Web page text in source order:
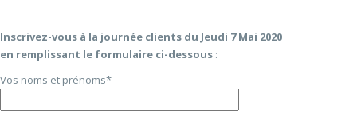
Inscrivez-vous à la journée clients du Jeudi 7 Mai 2020
en remplissant le formulaire ci-dessous :
Vos noms et prénoms*